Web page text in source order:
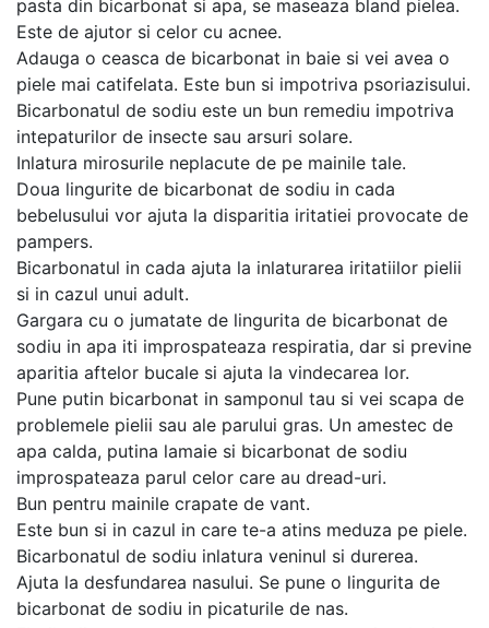
pasta din bicarbonat si apa, se maseaza bland pielea.
Este de ajutor si celor cu acnee.
Adauga o ceasca de bicarbonat in baie si vei avea o
piele mai catifelata. Este bun si impotriva psoriazisului.
Bicarbonatul de sodiu este un bun remediu impotriva
intepaturilor de insecte sau arsuri solare.
Inlatura mirosurile neplacute de pe mainile tale.
Doua lingurite de bicarbonat de sodiu in cada
bebelusului vor ajuta la disparitia iritatiei provocate de
pampers.
Bicarbonatul in cada ajuta la inlaturarea iritatiilor pielii
si in cazul unui adult.
Gargara cu o jumatate de lingurita de bicarbonat de
sodiu in apa iti improspateaza respiratia, dar si previne
aparitia aftelor bucale si ajuta la vindecarea lor.
Pune putin bicarbonat in samponul tau si vei scapa de
problemele pielii sau ale parului gras. Un amestec de
apa calda, putina lamaie si bicarbonat de sodiu
improspateaza parul celor care au dread-uri.
Bun pentru mainile crapate de vant.
Este bun si in cazul in care te-a atins meduza pe piele.
Bicarbonatul de sodiu inlatura veninul si durerea.
Ajuta la desfundarea nasului. Se pune o lingurita de
bicarbonat de sodiu in picaturile de nas.